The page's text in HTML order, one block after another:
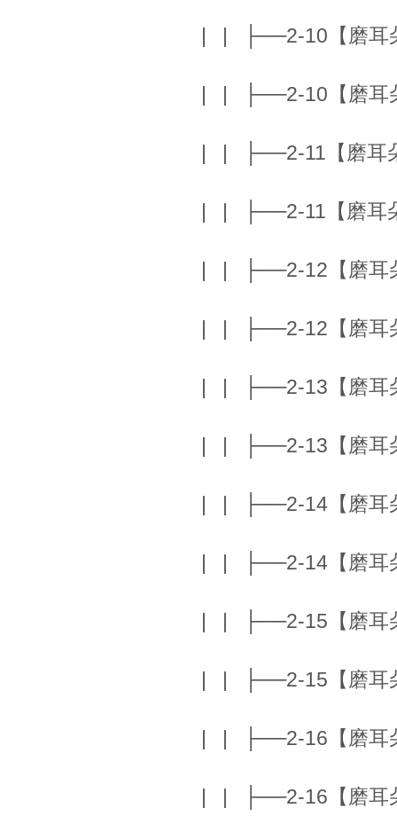
| | ├──2-10【磨耳
| | ├──2-10【磨耳
| | ├──2-11【磨耳
| | ├──2-11【磨耳
| | ├──2-12【磨耳
| | ├──2-12【磨耳
| | ├──2-13【磨耳
| | ├──2-13【磨耳
| | ├──2-14【磨耳
| | ├──2-14【磨耳
| | ├──2-15【磨耳
| | ├──2-15【磨耳
| | ├──2-16【磨耳
| | ├──2-16【磨耳